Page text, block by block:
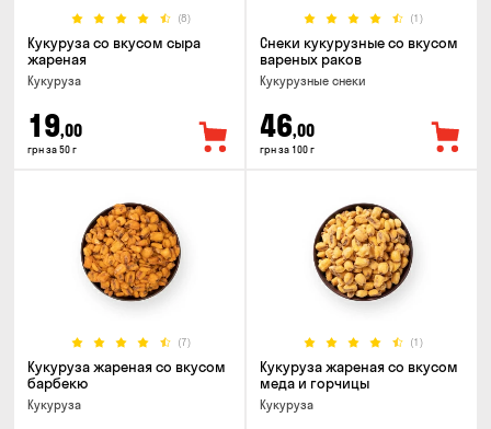
(8)
Кукуруза со вкусом сыра
жареная
Кукуруза
19,00
грн за 50 г
(1)
Снеки кукурузные со вкусом
вареных раков
Кукурузные снеки
46,00
грн за 100 г
(7)
Кукуруза жареная со вкусом
барбекю
Кукуруза
(1)
Кукуруза жареная со вкусом
меда и горчицы
Кукуруза